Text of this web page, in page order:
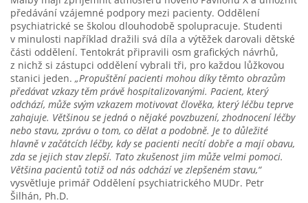
předávání vzájemné podpory mezi pacienty. Oddělení
psychiatrické se školou dlouhodobě spolupracuje. Studenti
v minulosti například dražili svá díla a výtěžek darovali dětské
části oddělení. Tentokrát připravili osm grafických návrhů,
z nichž si zástupci oddělení vybrali tři, pro každou lůžkovou
stanici jeden. „Propuštění pacienti mohou díky těmto obrazům
předávat vzkazy těm právě hospitalizovanými. Pacient, který
odchází, může svým vzkazem motivovat člověka, který léčbu teprve
zahajuje. Většinou se jedná o nějaké povzbuzení, zhodnocení léčby
nebo stavu, zprávu o tom, co dělat a podobně. Je to důležité
hlavně v začátcích léčby, kdy se pacienti necítí dobře a mají obavu,
zda se jejich stav zlepší. Tato zkušenost jim může velmi pomoci.
Většina pacientů totiž od nás odchází ve zlepšeném stavu,“
vysvětluje primář Oddělení psychiatrického MUDr. Petr
Šilhán, Ph.D.